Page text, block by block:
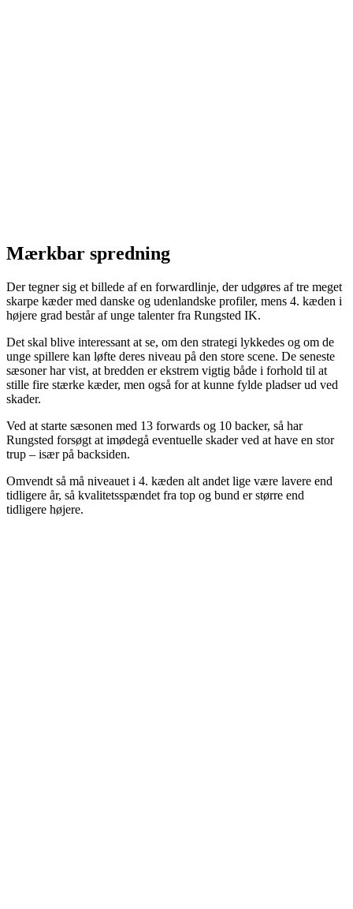
Mærkbar spredning
Der tegner sig et billede af en forwardlinje, der udgøres af tre meget
skarpe kæder med danske og udenlandske profiler, mens 4. kæden i
højere grad består af unge talenter fra Rungsted IK.
Det skal blive interessant at se, om den strategi lykkedes og om de
unge spillere kan løfte deres niveau på den store scene. De seneste
sæsoner har vist, at bredden er ekstrem vigtig både i forhold til at
stille fire stærke kæder, men også for at kunne fylde pladser ud ved
skader.
Ved at starte sæsonen med 13 forwards og 10 backer, så har
Rungsted forsøgt at imødegå eventuelle skader ved at have en stor
trup – især på backsiden.
Omvendt så må niveauet i 4. kæden alt andet lige være lavere end
tidligere år, så kvalitetsspændet fra top og bund er større end
tidligere højere.